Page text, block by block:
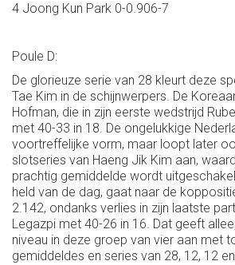
4 Joong Kun Park 0-0.906-7
Poule D:
De glorieuze serie van 28 kleurt deze
Tae Kim in de schijnwerpers. De
Hofman, die in zijn eerste wedstrijd
met 40-33 in 18. De ongelukkige
voortreffelijke vorm, maar loopt later
slotseries van Haeng Jik Kim aan,
prachtig gemiddelde wordt
held van de dag, gaat naar de
2.142, ondanks verlies in zijn laatste
Legazpi met 40-26 in 16. Dat geeft
niveau in deze groep van vier aan met
gemiddeldes en series van 28, 12, 12